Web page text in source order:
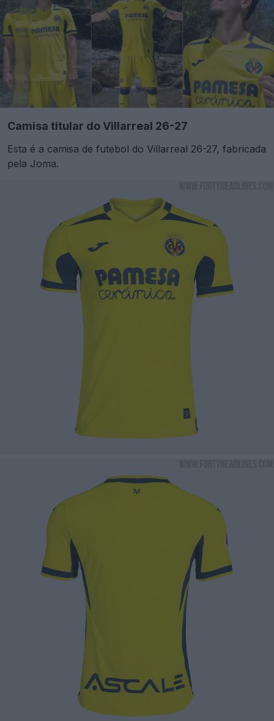
Camisa titular do Villarreal 26-27
Esta é a camisa de futebol do Villarreal 26-27, fabricada
pela Joma.